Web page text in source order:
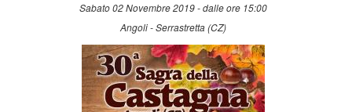
Sabato 02 Novembre 2019 - dalle ore 15:00
Angoli - Serrastretta (CZ)